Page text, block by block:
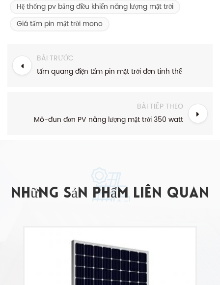
Hệ thống pv bảng điều khiển năng lượng mặt trời
Giá tấm pin mặt trời mono
BÀI TRƯỚC
tấm quang điện tấm pin mặt trời đơn tinh thể
BÀI TIẾP THEO
Mô-đun đơn PV năng lượng mặt trời 350 watt
những sản phẩm liên quan